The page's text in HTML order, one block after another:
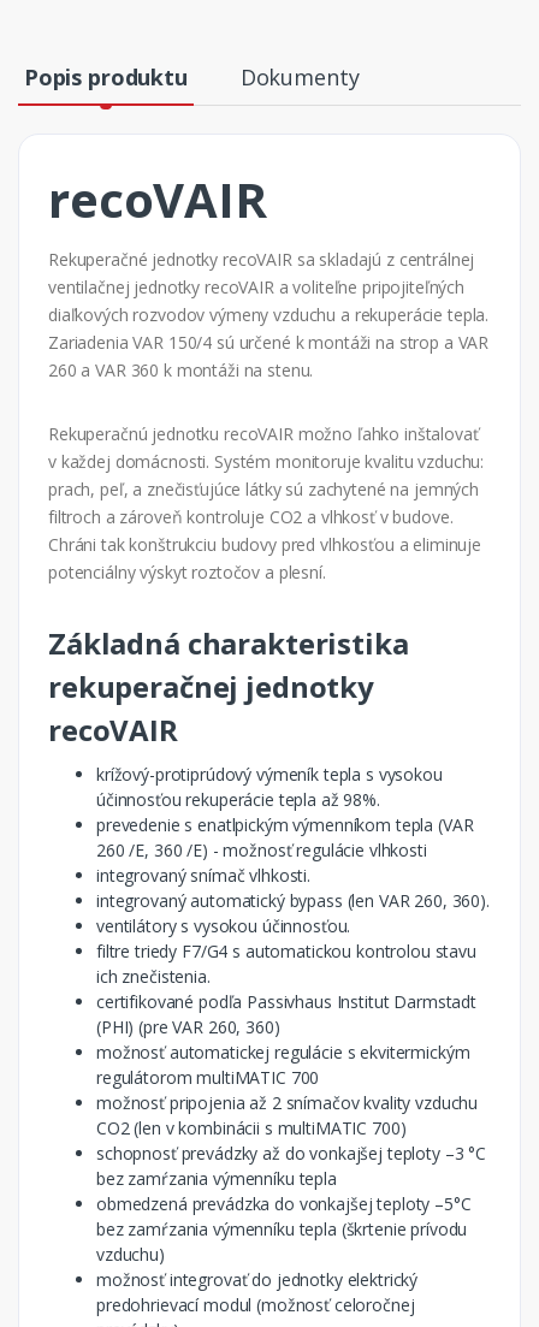
Popis produktu Dokumenty
recoVAIR
Rekuperačné jednotky recoVAIR sa skladajú z centrálnej
ventilačnej jednotky recoVAIR a voliteľne pripojiteľných
diaľkových rozvodov výmeny vzduchu a rekuperácie tepla.
Zariadenia VAR 150/4 sú určené k montáži na strop a VAR
260 a VAR 360 k montáži na stenu.
Rekuperačnú jednotku recoVAIR možno ľahko inštalovať
v každej domácnosti. Systém monitoruje kvalitu vzduchu:
prach, peľ, a znečisťujúce látky sú zachytené na jemných
filtroch a zároveň kontroluje CO2 a vlhkosť v budove.
Chráni tak konštrukciu budovy pred vlhkosťou a eliminuje
potenciálny výskyt roztočov a plesní.
Základná charakteristika
rekuperačnej jednotky
recoVAIR
krížový-protiprúdový výmeník tepla s vysokou
účinnosťou rekuperácie tepla až 98%.
prevedenie s enatlpickým výmenníkom tepla (VAR
260 /E, 360 /E) - možnosť regulácie vlhkosti
integrovaný snímač vlhkosti.
integrovaný automatický bypass (len VAR 260, 360).
ventilátory s vysokou účinnosťou.
filtre triedy F7/G4 s automatickou kontrolou stavu
ich znečistenia.
certifikované podľa Passivhaus Institut Darmstadt
(PHI) (pre VAR 260, 360)
možnosť automatickej regulácie s ekvitermickým
regulátorom multiMATIC 700
možnosť pripojenia až 2 snímačov kvality vzduchu
CO2 (len v kombinácii s multiMATIC 700)
schopnosť prevádzky až do vonkajšej teploty –3 °C
bez zamŕzania výmenníku tepla
obmedzená prevádzka do vonkajšej teploty –5°C
bez zamŕzania výmenníku tepla (škrtenie prívodu
vzduchu)
možnosť integrovať do jednotky elektrický
predohrievací modul (možnosť celoročnej